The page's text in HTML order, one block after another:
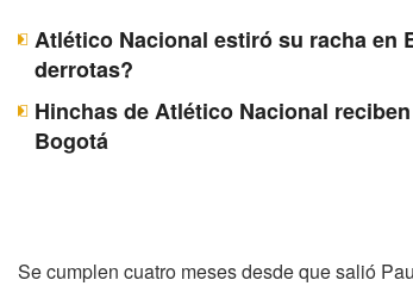
Atlético Nacional estiró su racha en
derrotas?
Hinchas de Atlético Nacional
Bogotá
Se cumplen cuatro meses desde que salió